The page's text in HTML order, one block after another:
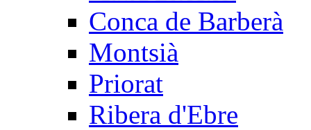
Conca de Barberà
Montsià
Priorat
Ribera d'Ebre